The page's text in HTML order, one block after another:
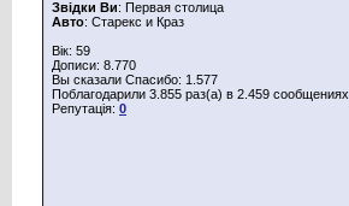
Звідки Ви: Первая столица
Авто: Старекс и Краз
Вік: 59
Дописи: 8.770
Вы сказали Спасибо: 1.577
Поблагодарили 3.855 раз(а) в 2.459 сообщениях
Репутація: 0